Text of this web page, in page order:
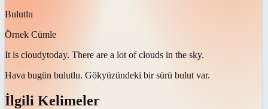
Bulutlu
Örnek Cümle
It is cloudytoday. There are a lot of clouds in the sky.
Hava bugün bulutlu. Gökyüzündeki bir sürü bulut var.
İlgili Kelimeler